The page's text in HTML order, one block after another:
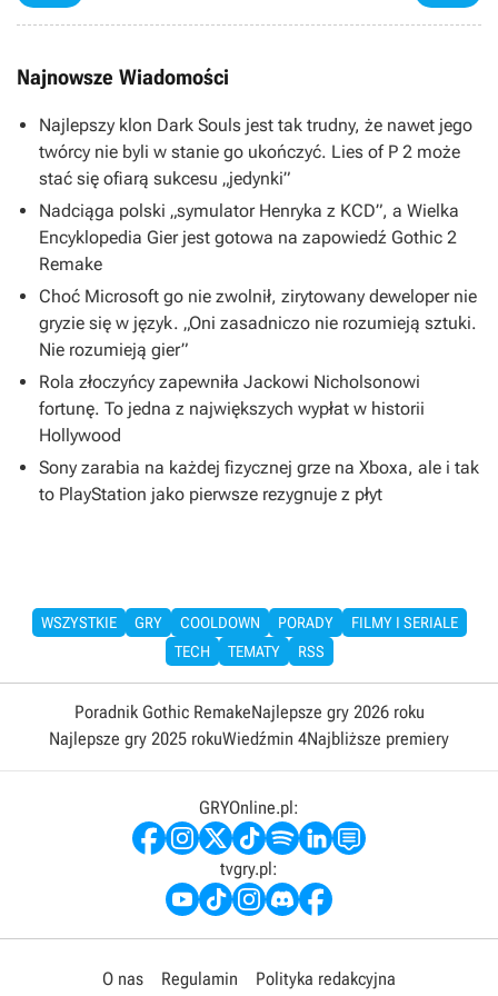
Najnowsze Wiadomości
Najlepszy klon Dark Souls jest tak trudny, że nawet jego
twórcy nie byli w stanie go ukończyć. Lies of P 2 może
stać się ofiarą sukcesu „jedynki”
Nadciąga polski „symulator Henryka z KCD”, a Wielka
Encyklopedia Gier jest gotowa na zapowiedź Gothic 2
Remake
Choć Microsoft go nie zwolnił, zirytowany deweloper nie
gryzie się w język. „Oni zasadniczo nie rozumieją sztuki.
Nie rozumieją gier”
Rola złoczyńcy zapewniła Jackowi Nicholsonowi
fortunę. To jedna z największych wypłat w historii
Hollywood
Sony zarabia na każdej fizycznej grze na Xboxa, ale i tak
to PlayStation jako pierwsze rezygnuje z płyt
WSZYSTKIE GRY COOLDOWN PORADY
FILMY I SERIALE
TECH
TEMATY RSS
Poradnik Gothic RemakeNajlepsze gry 2026 roku
Najlepsze gry 2025 rokuWiedźmin 4Najbliższe premiery
GRYOnline.pl:
tvgry.pl:
O nas Regulamin Polityka redakcyjna